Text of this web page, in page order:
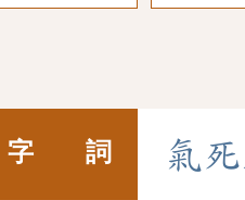
字 詞 氣 死